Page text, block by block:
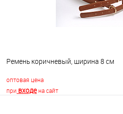
Ремень коричневый, ширина 8 см
оптовая цена
при входена сайт